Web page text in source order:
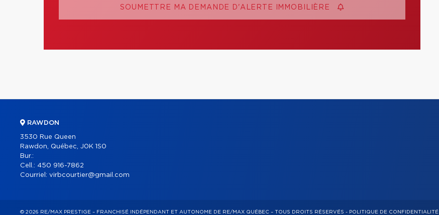
SOUMETTRE MA DEMANDE D'ALERTE IMMOBILIÈRE
RAWDON
3530 Rue Queen
Rawdon, Québec, J0K 1S0
Bur.:
Cell.: 450 916-7862
Courriel: virbcourtier@gmail.com
© 2026 RE/MAX PRESTIGE – FRANCHISÉ INDÉPENDANT ET AUTONOME DE RE/MAX QUÉBEC – TOUS DROITS RÉSERVÉS - POLITIQUE DE CONFIDENTIALITÉ